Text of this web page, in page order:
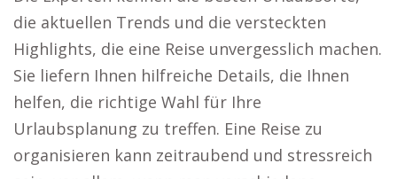
die aktuellen Trends und die versteckten
Highlights, die eine Reise unvergesslich machen.
Sie liefern Ihnen hilfreiche Details, die Ihnen
helfen, die richtige Wahl für Ihre
Urlaubsplanung zu treffen. Eine Reise zu
organisieren kann zeitraubend und stressreich